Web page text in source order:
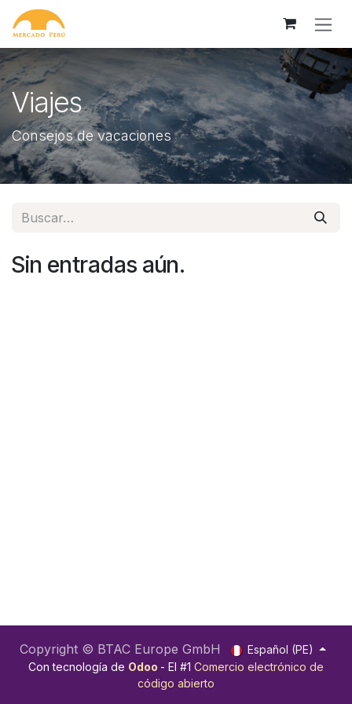
Ir al contenido
Viajes
Consejos de vacaciones
Sin entradas aún.
Copyright © BTAC Europe GmbH
Español (PE)
Con tecnología de Odoo - El #1 Comercio electrónico de
código abierto